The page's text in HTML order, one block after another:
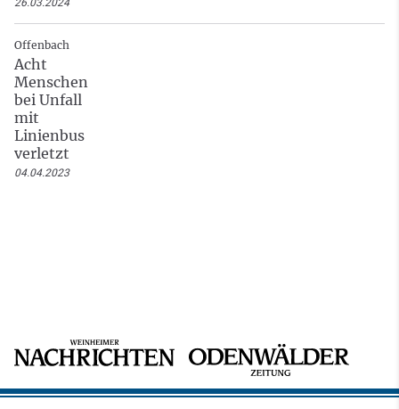
26.03.2024
Offenbach
Acht
Menschen
bei Unfall
mit
Linienbus
verletzt
04.04.2023